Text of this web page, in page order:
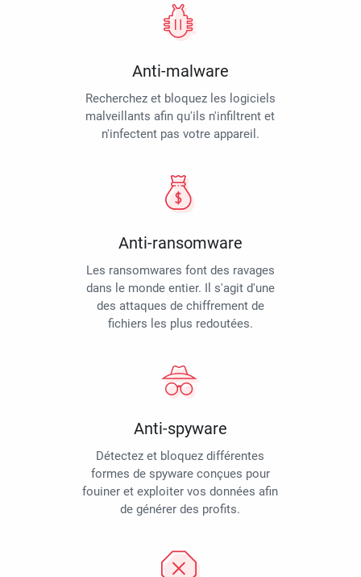
Anti-malware
Recherchez et bloquez les logiciels
malveillants afin qu'ils n'infiltrent et
n'infectent pas votre appareil.
Anti-ransomware
Les ransomwares font des ravages
dans le monde entier. Il s'agit d'une
des attaques de chiffrement de
fichiers les plus redoutées.
Anti-spyware
Détectez et bloquez différentes
formes de spyware conçues pour
fouiner et exploiter vos données afin
de générer des profits.